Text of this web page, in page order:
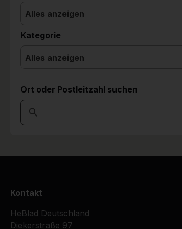
Alles anzeigen
Kategorie
Alles anzeigen
Ort oder Postleitzahl suchen
Kontakt
HeBlad Deutschland
Diekerstraße 97